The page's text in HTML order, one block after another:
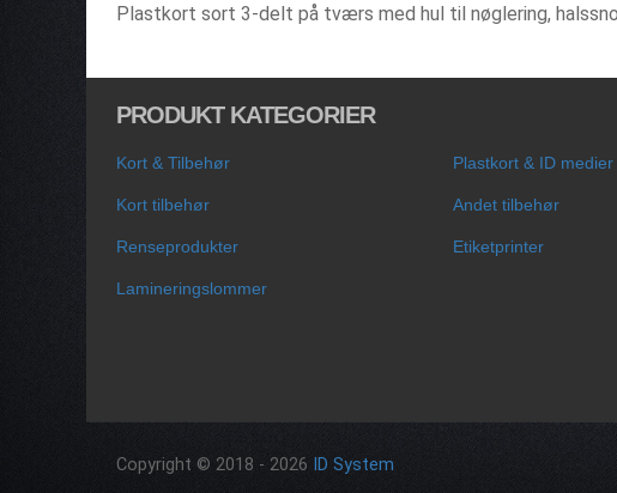
Plastkort sort 3-delt på tværs med hul til nøglering,
PRODUKT KATEGORIER
Kort & Tilbehør Plastkort & ID medier
Kort tilbehør Andet tilbehør
Renseprodukter Etiketprinter
Lamineringslommer
Copyright © 2018 - 2026 ID System